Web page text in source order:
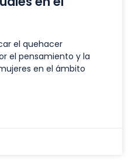
el quehacer
el pensamiento y la
en el ámbito